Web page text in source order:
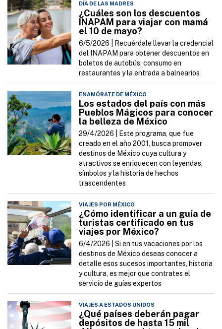
DÍA DE LAS MADRES
¿Cuáles son los descuentos
INAPAM para viajar con mamá
el 10 de mayo?
6/5/2026 |
Recuérdale llevar la credencial
del INAPAM para obtener descuentos en
boletos de autobús, consumo en
restaurantes y la entrada a balnearios
ENAMÓRATE DE MÉXICO
Los estados del país con más
Pueblos Mágicos para conocer
la belleza de México
29/4/2026 |
Este programa, que fue
creado en el año 2001, busca promover
destinos de México cuya cultura y
atractivos se enriquecen con leyendas,
símbolos y la historia de hechos
trascendentes
VIAJES POR MÉXICO
¿Cómo identificar a un guía de
turistas certificado en tus
viajes por México?
6/4/2026 |Si en tus vacaciones por los
destinos de México deseas conocer a
detalle esos sucesos importantes, historia
y cultura, es mejor que contrates el
servicio de guías expertos
VIAJES A ESTADOS UNIDOS
¿Qué países deberán pagar
depósitos de hasta 15 mil